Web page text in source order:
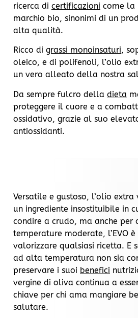
ricerca di certificazioni come la
marchio bio, sinonimi di un
alta qualità.
Ricco di grassi monoinsaturi,
oleico, e di polifenoli, l’olio
un vero alleato della nostra
Da sempre fulcro della dieta
proteggere il cuore e a
ossidativo, grazie al suo
antiossidanti.
Versatile e gustoso, l’olio
un ingrediente insostituibile in
condire a crudo, ma anche per
temperature moderate, l’EVO
valorizzare qualsiasi ricetta. E
ad alta temperatura non sia
preservare i suoi benefici
vergine di oliva continua a
chiave per chi ama mangiare
salutare.